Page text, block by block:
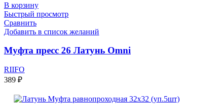
В корзину
Быстрый просмотр
Сравнить
Добавить в список желаний
Муфта пресс 26 Латунь Omni
RIIFO
389 ₽